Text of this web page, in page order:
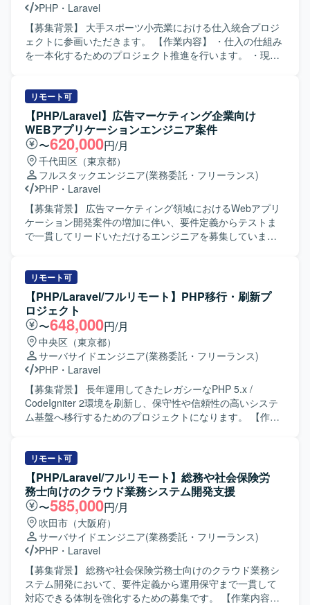
メンバーと協調して開発を進められる方を歓迎いたしま
す。 【ポジションの魅力】 要件定義から運用保守まで幅広
い工程に関わることができ、PHP・Laravelを用いた業務シ
ステム開発のスキルを総合的に高めていただけます。 AIツ
業務システムの開発環境となります。
PHP ・ Laravel
【募集背景】 大手スポーツ小売業における仕入統合プロジ
ェクトに参画いただきます。 【作業内容】 ・仕入の仕組み
を一本化するためのプロジェクト推進を行います。 ・現行
保を行います。 ・仕入データの統合作業を実施します。
【求める人物像】 ・基幹システムや周辺サブシステムの構
造理解に主体的に取り組める方を求めています。 ・データ
整合性に留意しながら粘り強く業務を遂行できる方を求め
ています。 【ポジションの魅力】 ・大規模小売業の仕入業
務全体を俯瞰しながら統合プロジェクトに携わることがで
きます。 ・複数システム間のデータ連携・統合の経験を積
むことができます。 【開発環境】 ・PHP（Laravel） ・
Vue.js
リモート可
【PHP/Laravel】広告マーケティング企業向け
WEBアプリケーションエンジニア案件
〜620,000円/月
千代田区（東京都）
フルスタックエンジニア(業務委託・フリーランス)
PHP ・ Laravel
【募集背景】 広告マーケティング領域におけるWebアプリ
ケーション開発案件の増加に伴い、要件定義からテストま
で一貫してリードいただけるエンジニアを募集していま
およびJavaScriptを用いたWebアプリケーションの開発・テ
ストを行いながら、社内外の関係者と連携し、課題解決や
調整業務を進めていただきます。自社ローコード開発プラ
ットフォームの導入・カスタマイズ・運用支援を行い、プ
ロジェクト進行に伴うリソース管理や成果物レビュー、品
質チェックまでをご担当いただきます。 【求める人物像】
主体的にプロジェクトを推進し、顧客との対話を通じて課
題を解決できるリーダーシップのある方を求めています。
高い技術力や自社プラットフォームを主体的に習得・発揮
し、メンバー育成に貢献できる方、若手メンバーと切磋琢
磨しながら組織と共に成長していきたい方にマッチするポ
で幅広い工程を経験できます。クライアントワークを通じ
てビジネス理解を深めながら、ローコード開発プラットフ
ォームの導入・カスタマイズにも関われるため、新しい技
術・開発手法の習得機会も豊富です。メンバー育成やリソ
ース管理にも関与できるため、PMとしてのキャリアとエン
ジニアとしての技術力を両立して伸ばしていただけます。
【開発環境】 PHP（Laravel）、JavaScript、自社ローコー
ド開発プラットフォームを用いたWebアプリケーション開
発を行います。
リモート可
【PHP/Laravel/フルリモート】PHP移行・刷新プ
ロジェクト
〜648,000円/月
中央区（東京都）
サーバサイドエンジニア(業務委託・フリーランス)
PHP ・ Laravel
【募集背景】 長年運用してきたレガシーなPHP 5.x /
CodeIgniter 2環境を刷新し、保守性や信頼性の高いシステ
ム基盤へ移行するためのプロジェクトになります。 【作業
的移行またはリプレイスに向けた移行計画の策定をサポー
トします。次期フレームワークの選定支援を行い、選定さ
れたフレームワークを用いた基盤設計および実装を担当し
ます。レガシーコードのリファクタリングやE2Eテスト自動
化の実装にも取り組んでいただきます。 【求める人物像】
レガシー環境のコード解析やリファクタリングに前向きに
取り組める方を求めております。チームメンバーと積極的
に対話しながら活動し、知識共有やメンバーの成長にも関
心を持って伴走いただける方を歓迎いたします。技術的な
内容を分かりやすく言語化し、説明・提案できる方が望ま
しいです。 【ポジションの魅力】 レガシーなPHP環境から
リモート可
【PHP/Laravel/フルリモート】総務や社会保険労
務士向けのクラウド業務システム開発支援
〜585,000円/月
吹田市（大阪府）
サーバサイドエンジニア(業務委託・フリーランス)
PHP ・ Laravel
【募集背景】 総務や社会保険労務士向けのクラウド業務シ
ステム開発において、要件定義から運用保守まで一貫して
対応できる体制を強化するための募集です。 【作業内容】